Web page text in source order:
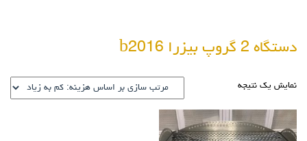
دستگاه 2 گروپ بیزرا b2016
نمایش یک نتیجه